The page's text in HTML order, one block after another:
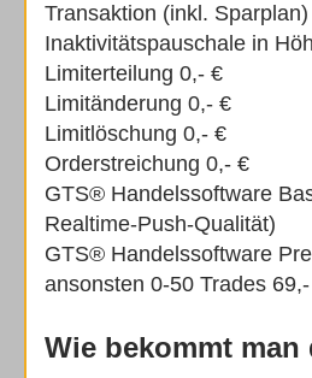
Transaktion (inkl.
Inaktivitätspauschale in
Limiterteilung 0,- €
Limitänderung 0,- €
Limitlöschung 0,- €
Orderstreichung 0,- €
GTS® Handelssoftware
Realtime-Push-Qualität)
GTS® Handelssoftware
ansonsten 0-50 Trades
Wie bekommt